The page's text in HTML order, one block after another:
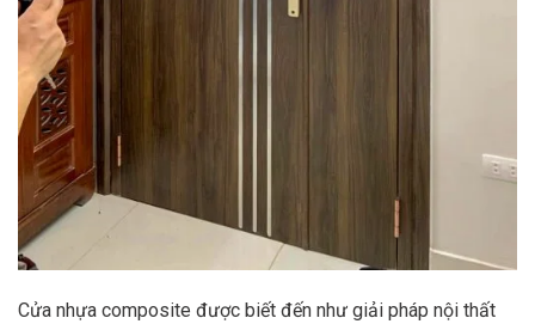
Cửa nhựa composite được biết đến như giải pháp nội thất